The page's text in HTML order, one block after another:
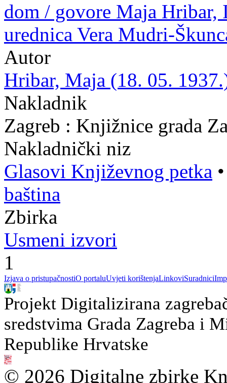
dom / govore Maja
urednica Vera Mudri-
Autor
Hribar, Maja (18. 05.
Nakladnik
Zagreb : Knjižnice grada
Nakladnički niz
Glasovi Književnog petka
baština
Zbirka
Usmeni izvori
1
Izjava o pristupačnostiO portaluUvjeti korištenjaLinkoviSuradnici
Projekt Digitalizirana
sredstvima Grada Zagreba i
Republike Hrvatske
© 2026 Digitalne zbirke